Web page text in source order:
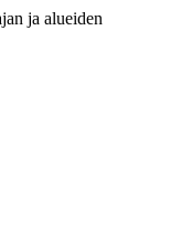
ja alueiden